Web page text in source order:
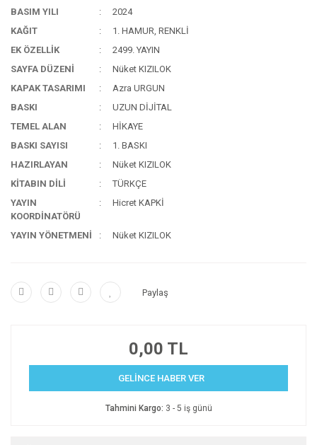
BASIM YILI
2024
KAĞIT
1. HAMUR, RENKLİ
EK ÖZELLİK
2499. YAYIN
SAYFA DÜZENİ
Nüket KIZILOK
KAPAK TASARIMI
Azra URGUN
BASKI
UZUN DİJİTAL
TEMEL ALAN
HİKAYE
BASKI SAYISI
1. BASKI
HAZIRLAYAN
Nüket KIZILOK
KİTABIN DİLİ
TÜRKÇE
YAYIN
KOORDİNATÖRÜ
Hicret KAPKİ
YAYIN YÖNETMENİ Nüket KIZILOK
Paylaş
0,00 TL
GELİNCE HABER VER
Tahmini Kargo: 3 - 5 iş günü